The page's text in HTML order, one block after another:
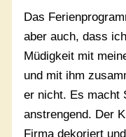
Das
aber auch, dass
Müdigkeit mit
und mit ihm
er nicht. Es macht
anstrengend. Der
Firma dekoriert